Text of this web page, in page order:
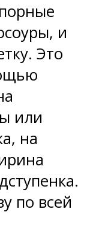
и
Это
или
на
по всей